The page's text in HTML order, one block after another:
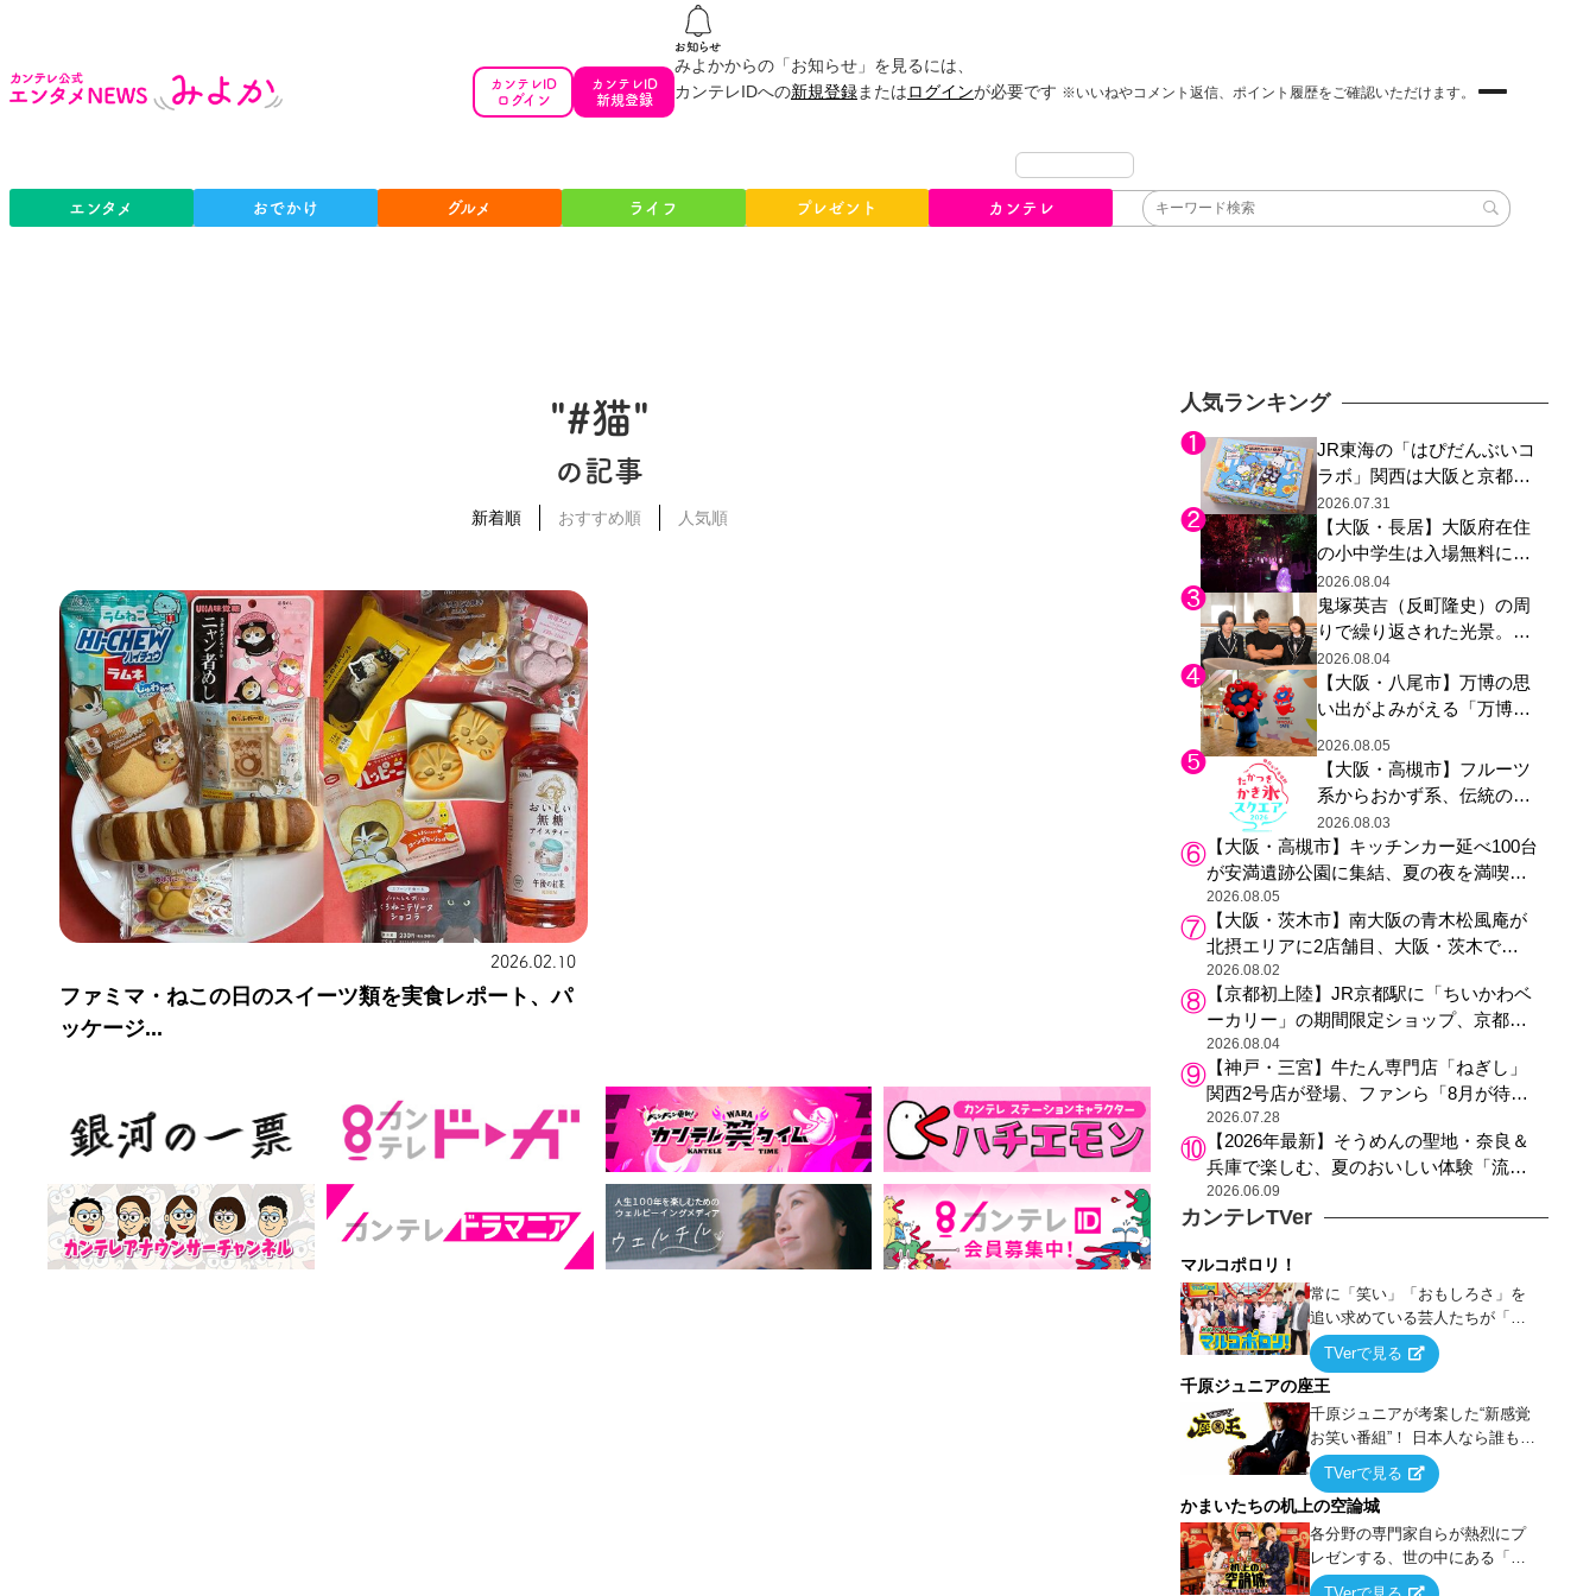
カンテレID
ログイン
カンテレID
新規登録
みよかからの「お知らせ」を見るには、
カンテレIDへの新規登録またはログインが必要です ※いいねやコメント返信、ポイント履歴をご確認いただけます。
エンタメ おでかけ グルメ ライフ プレゼント カンテレ
"#猫"
の記事
新着順 おすすめ順 人気順
2026.02.10
ファミマ・ねこの日のスイーツ類を実食レポート、パ
ッケージ...
人気ランキング
JR東海の「はぴだんぶいコ
ラボ」関西は大阪と京都の
み、日焼けしたポチャッコ
らサンリオキャラが描かれ
た駅弁やグッズが登場
2026.07.31
【大阪・長居】大阪府在住
の小中学生は入場無料に、
チームラボが「夏休みの自
由研究の課題に」と「ボタ
ニカルガーデン 大阪」へ招
待
2026.08.04
鬼塚英吉（反町隆史）の周
りで繰り返された光景。ド
ラマ『GTO』第３話で光っ
た演出の巧みさ
2026.08.04
【大阪・八尾市】万博の思
い出がよみがえる「万博レ
クミャク登場、大屋根リン
グ木材展示も
2026.08.05
【大阪・高槻市】フルーツ
系からおかず系、伝統の天
然氷まで人気店が集結、高
槻阪急スクエアで「かき
氷」祭り
2026.08.03
【大阪・高槻市】キッチンカー延べ100台
が安満遺跡公園に集結、夏の夜を満喫す
る4日間のグルメイベント
2026.08.05
【大阪・茨木市】南大阪の青木松風庵が
北摂エリアに2店舗目、大阪・茨木で
も“焼きたて”の月化粧が食べられる
2026.08.02
【京都初上陸】JR京都駅に「ちいかわベ
ーカリー」の期間限定ショップ、京都の
銘菓“おたべ”との限定コラボも
2026.08.04
【神戸・三宮】牛たん専門店「ねぎし」
関西2号店が登場、ファンら「8月が待ち
遠しい」と早くから注目
2026.07.28
【2026年最新】そうめんの聖地・奈良＆
兵庫で楽しむ、夏のおいしい体験「流し
そうめん体験」おすすめ3選
2026.06.09
カンテレTVer
マルコポロリ！
常に「笑い」「おもしろさ」を
追い求めている芸人たちが「芸
能界」という大海原に漕ぎ出で
て、新たなオモシロ人間を発掘
する！
TVerで見る
千原ジュニアの座王
千原ジュニアが考案した“新感覚
お笑い番組”！ 日本人なら誰もが
馴染みのある『イス取りゲー
ム』をベースに、大喜利・ギャ
グ・モノボケ・歌…など様々な
お題で芸人がショートネタを競
い合う！
TVerで見る
かまいたちの机上の空論城
各分野の専門家自らが熱烈にプ
レゼンする、世の中にある「試
したことはないが、やってみた